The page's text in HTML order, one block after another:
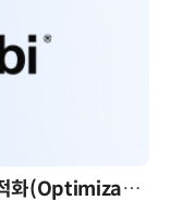
AI 시대의 의사결정을 바꾸는 수리최적화(Optimization): 실제 산업 적용 사례와 활용 전략